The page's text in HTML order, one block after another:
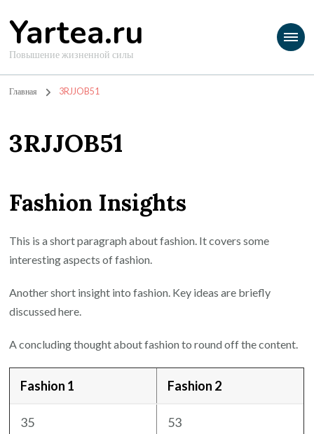
Yartea.ru
Повышение жизненной силы
Главная 3RJJOB51
3RJJOB51
Fashion Insights
This is a short paragraph about fashion. It covers some
interesting aspects of fashion.
Another short insight into fashion. Key ideas are briefly
discussed here.
A concluding thought about fashion to round off the content.
Fashion 1 Fashion 2
35 53